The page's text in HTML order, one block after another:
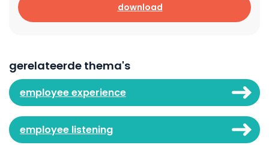
download
gerelateerde thema's
employee experience
employee listening